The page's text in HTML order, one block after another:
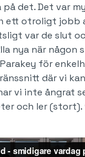
på det. Det var
ett otroligt jobb
var de slut
nya när någon
för
där vi
vi inte ångrat
och ler (stort).